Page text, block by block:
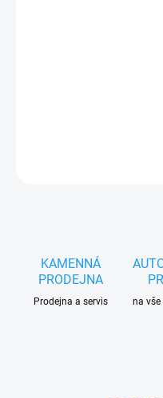
KAMENNÁ
PRODEJNA
Prodejna a servis na